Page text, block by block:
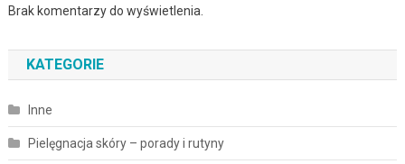
Brak komentarzy do wyświetlenia.
KATEGORIE
Inne
Pielęgnacja skóry – porady i rutyny